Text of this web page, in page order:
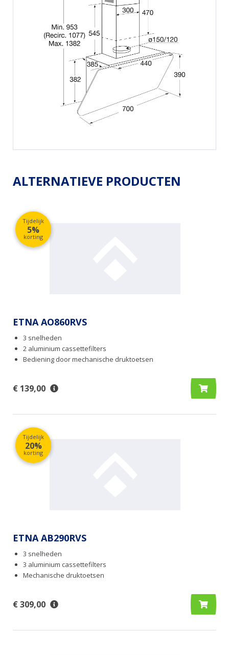
ALTERNATIEVE PRODUCTEN
Tijdelijk
5%
korting
ETNA AO860RVS
3 snelheden
2 aluminium cassettefilters
Bediening door mechanische druktoetsen
€ 139,00
Tijdelijk
20%
korting
ETNA AB290RVS
3 snelheden
3 aluminium cassettefilters
Mechanische druktoetsen
€ 309,00